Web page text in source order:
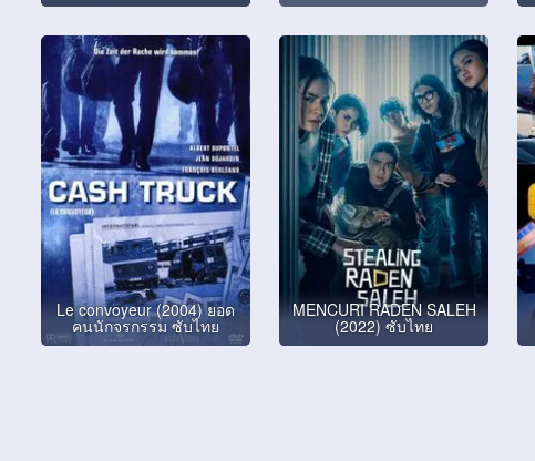
Le convoyeur (2004) ยอด
คนนักจรกรรม ซับไทย
MENCURI RADEN SALEH
(2022) ซับไทย